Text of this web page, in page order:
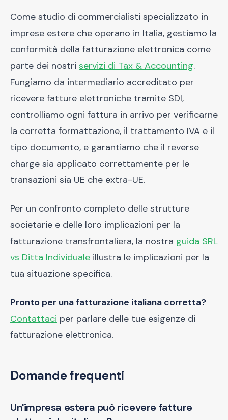
Come studio di commercialisti specializzato in
imprese estere che operano in Italia, gestiamo la
conformità della fatturazione elettronica come
parte dei nostri servizi di Tax & Accounting.
Fungiamo da intermediario accreditato per
ricevere fatture elettroniche tramite SDI,
controlliamo ogni fattura in arrivo per verificarne
la corretta formattazione, il trattamento IVA e il
tipo documento, e garantiamo che il reverse
charge sia applicato correttamente per le
transazioni sia UE che extra-UE.
Per un confronto completo delle strutture
societarie e delle loro implicazioni per la
fatturazione transfrontaliera, la nostra guida SRL
vs Ditta Individuale illustra le implicazioni per la
tua situazione specifica.
Pronto per una fatturazione italiana corretta?
Contattaci per parlare delle tue esigenze di
fatturazione elettronica.
Domande frequenti
Un'impresa estera può ricevere fatture